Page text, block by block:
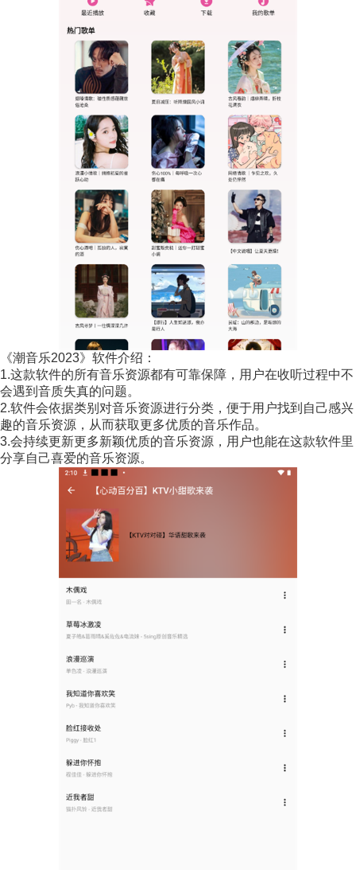
《潮音乐2023》软件介绍：
1.这款软件的所有音乐资源都有可靠保障，用户在收听过程中不
会遇到音质失真的问题。
2.软件会依据类别对音乐资源进行分类，便于用户找到自己感兴
趣的音乐资源，从而获取更多优质的音乐作品。
3.会持续更新更多新颖优质的音乐资源，用户也能在这款软件里
分享自己喜爱的音乐资源。